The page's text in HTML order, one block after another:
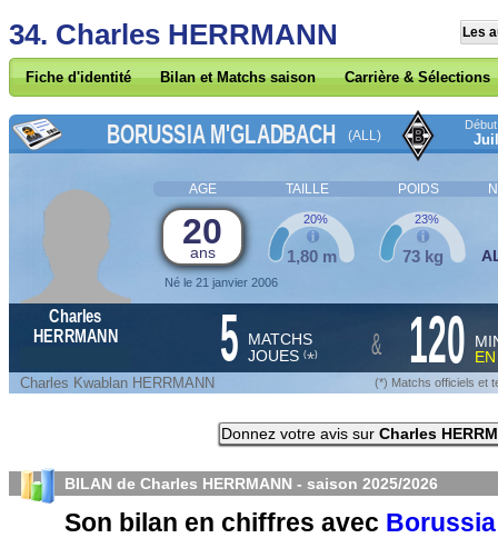
34. Charles HERRMANN Les
Fiche d'identité Bilan et Matchs saison Carrière & Sélections
BORUSSIA M'GLADBACH (ALL)
AGE TAILLE POIDS
20
ans
Né le 21 janvier 2006
1,80 m
20%
73 kg
23%
Charles
HERRMANN
5 MATCHS
JOUES (*) & 120
Charles Kwablan HERRMANN (*) Matchs officiels et
Donnez votre avis sur Charles
BILAN de Charles HERRMANN - saison 2025/2026
Son bilan en chiffres avec